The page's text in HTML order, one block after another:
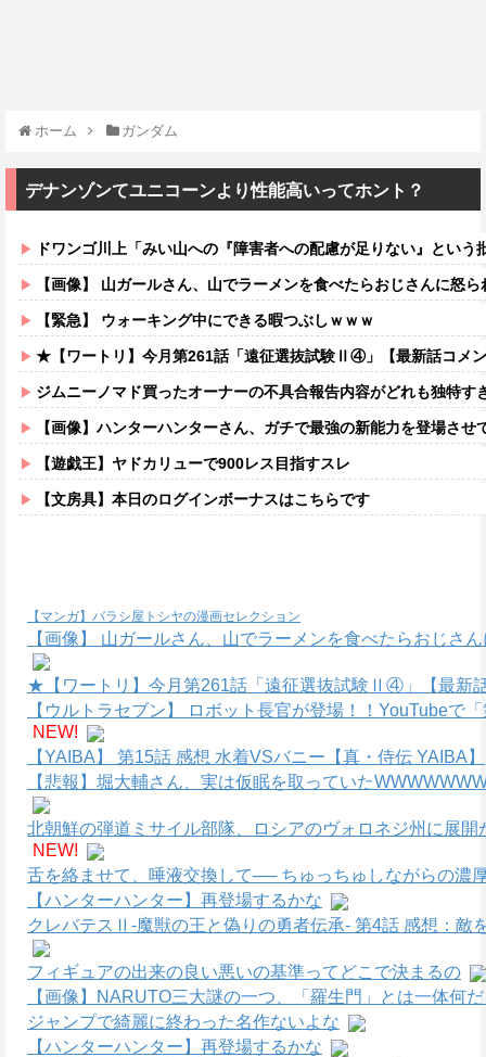
ホーム ガンダム
デナンゾンてユニコーンより性能高いってホント？
ドワンゴ川上「みい山への『障害者への配慮が足りない』という批判は害悪。障害
【画像】 山ガールさん、山でラーメンを食べたらおじさんに怒
【緊急】 ウォーキング中にできる暇つぶしｗｗｗ
★【ワートリ】今月第261話「遠征選抜試験Ⅱ④」【最新話コメ
ジムニーノマド買ったオーナーの不具合報告内容がどれも独特
【画像】ハンターハンターさん、ガチで最強の新能力を登場させ
【遊戯王】ヤドカリューで900レス目指すスレ
【文房具】本日のログインボーナスはこちらです
【マンガ】バラシ屋トシヤの漫画セレクション
【画像】 山ガールさん、山でラーメンを食べたらおじさ
★【ワートリ】今月第261話「遠征選抜試験Ⅱ④」【最新
【ウルトラセブン】 ロボット長官が登場！！YouTubeで
NEW!
【YAIBA】 第15話 感想 水着VSバニー【真・侍伝 YAIBA】
【悲報】堀大輔さん、実は仮眠を取っていた
北朝鮮の弾道ミサイル部隊、ロシアのヴォロネジ州に展
NEW!
舌を絡ませて、唾液交換して── ちゅっちゅしながらの濃
【ハンターハンター】再登場するかな
クレバテスⅡ-魔獣の王と偽りの勇者伝承- 第4話 感想：敵
フィギュアの出来の良い悪いの基準ってどこで決まるの
【画像】NARUTO三大謎の一つ、「羅生門」とは一体何
ジャンプで綺麗に終わった名作ないよな
【ハンターハンター】再登場するかな